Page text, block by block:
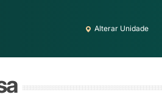
Alterar Unidade